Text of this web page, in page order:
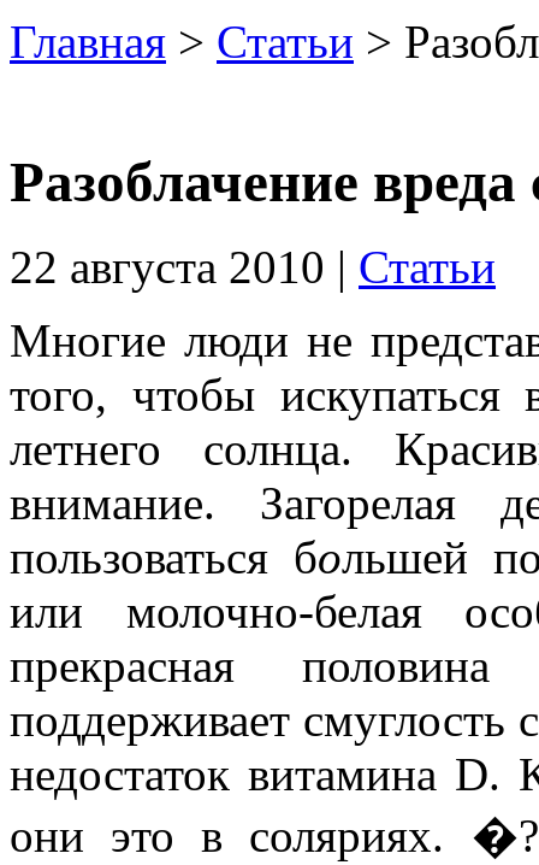
Главная > Статьи >
Разоблачение вреда
22 августа 2010 | Статьи
Многие люди не
того, чтобы
летнего солнца.
внимание. Загорелая
пользоваться большей
или молочно-белая
прекрасная
поддерживает смуглость
недостаток витамина D.
они это в соляриях.